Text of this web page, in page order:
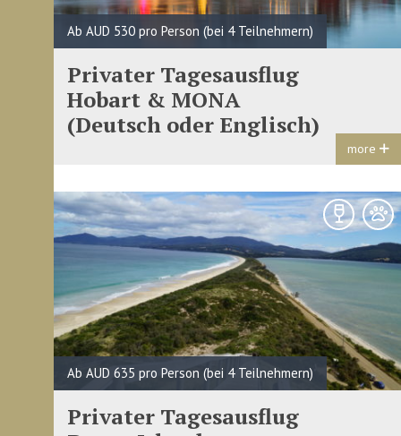
Ab AUD 530 pro Person (bei 4 Teilnehmern)
Privater Tagesausflug
Hobart & MONA
(Deutsch oder Englisch)
more
Ab AUD 635 pro Person (bei 4 Teilnehmern)
Privater Tagesausflug